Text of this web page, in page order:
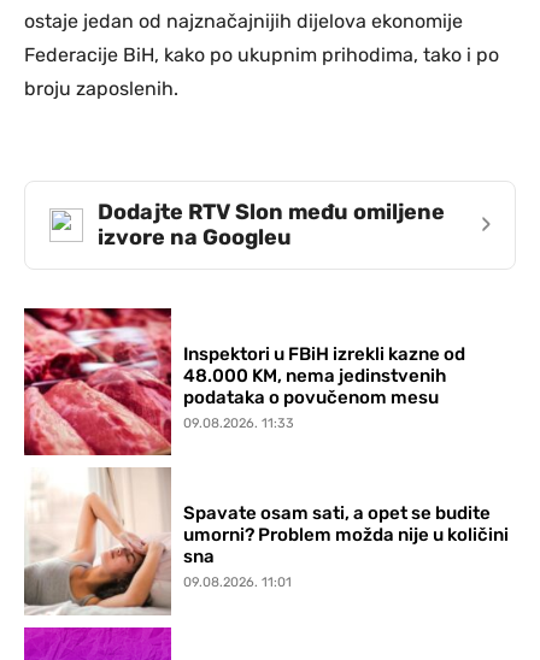
ostaje jedan od najznačajnijih dijelova ekonomije
Federacije BiH, kako po ukupnim prihodima, tako i po
broju zaposlenih.
Dodajte RTV Slon među omiljene
izvore na Googleu
›
Inspektori u FBiH izrekli kazne od
48.000 KM, nema jedinstvenih
podataka o povučenom mesu
09.08.2026. 11:33
Spavate osam sati, a opet se budite
umorni? Problem možda nije u količini
sna
09.08.2026. 11:01